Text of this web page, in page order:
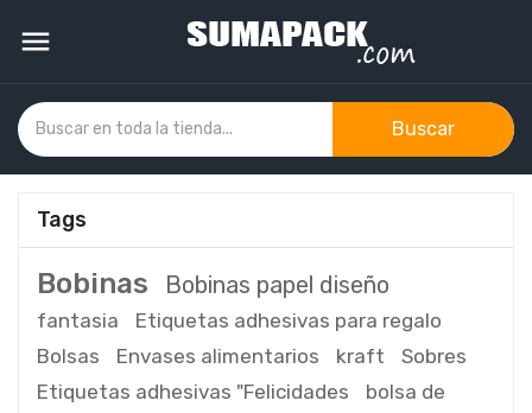

Buscar
Tags
Bobinas Bobinas papel diseño
fantasia
Etiquetas adhesivas para regalo
Bolsas
Envases alimentarios kraft
Sobres
Etiquetas adhesivas "Felicidades
bolsa de